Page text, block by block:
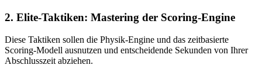
2. Elite-Taktiken: Mastering der Scoring-Engine
Diese Taktiken sollen die Physik-Engine und das zeitbasierte
Scoring-Modell ausnutzen und entscheidende Sekunden von Ihrer
Abschlusszeit abziehen.